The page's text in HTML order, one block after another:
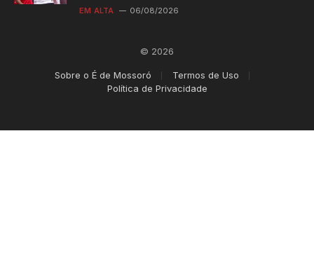
EM ALTA 06/08/2026
© 2026
Sobre o É de Mossoró
Termos de Uso
Política de Privacidade